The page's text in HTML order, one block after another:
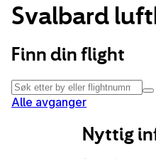
Svalbard
Finn din flight
Alle avganger
Nyttig